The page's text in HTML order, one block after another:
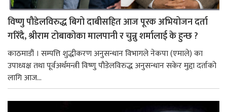
विष्णु पौडेलविरुद्ध बिगो दाबीसहित आज पूरक अभियोजन दर्ता
गरिँदै, श्रीराम टोबाकोका मालपानी र चुन्नु शर्मालाई के हुन्छ ?
काठमाडौं । सम्पत्ति शुद्धीकरण अनुसन्धान विभागले नेकपा (एमाले) का
उपाध्यक्ष तथा पूर्वअर्थमन्त्री विष्णु पौडेलविरुद्ध अनुसन्धान सकेर मुद्दा दर्ताको
लागि आज...